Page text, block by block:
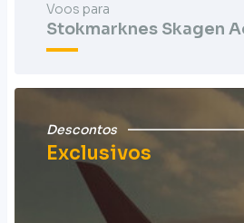
Voos para
Stokmarknes Skagen
Descontos
Exclusivos